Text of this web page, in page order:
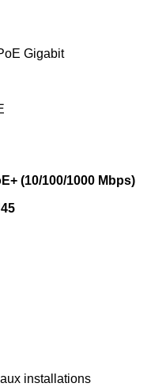
Gigabit
(10/100/1000 Mbps)
installations